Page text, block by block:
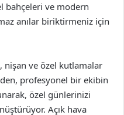
bahçeleri ve modern
anılar biriktirmeniz için
nişan ve özel kutlamalar
profesyonel bir ekibin
özel günlerinizi
Açık hava